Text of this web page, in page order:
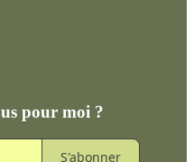
pour moi ?
S'abonner